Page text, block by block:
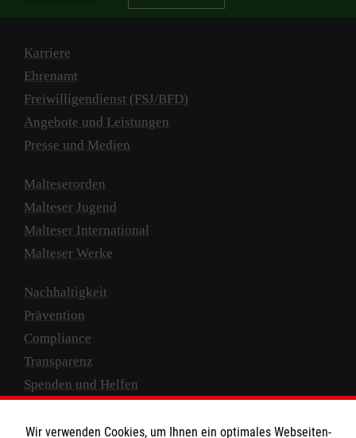
Karriere
Ehrenamt
Freiwilligendienst (FSJ/BFD)
Angebote und Leistungen
Presse und Medien
Malteserorden
Malteser Jugend
Malteser International
Malteser Werke
Nachhaltigkeit
Prävention
Compliance
Transparenz
Spenden und Helfen
Wir verwenden Cookies, um Ihnen ein optimales Webseiten-